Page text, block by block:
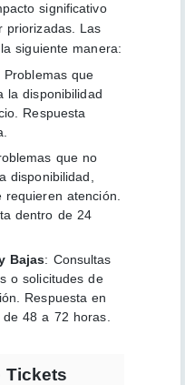
significativo
priorizadas. Las
siguiente manera:
Problemas que
la disponibilidad
Respuesta
que no
disponibilidad,
requieren atención.
dentro de 24
Bajas: Consultas
o solicitudes de
Respuesta en
48 a 72 horas.
Tickets